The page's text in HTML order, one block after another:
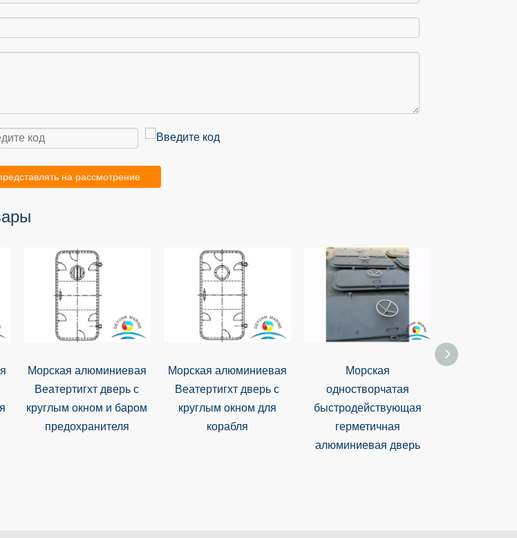
на рассмотрение
Морская алюминиевая
Веатертигхт дверь с
круглым окном и баром
предохранителя
Морская алюминиевая
Веатертигхт дверь с
круглым окном для
корабля
Морская
одностворчатая
быстродействующая
герметичная
алюминиевая дверь